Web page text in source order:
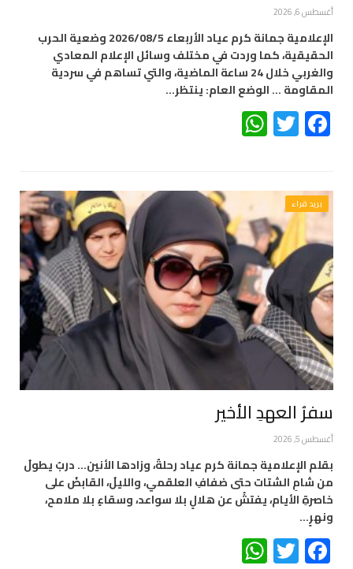
أغسطس 6, 2026
الإعلامية جمانة كرم عياد الأربعاء 2026/08/5 وضعية الحرب
الحقيقية، كما وردت في مختلف وسائل الإعلام المعادي
والغربي خلال 24 ساعة الماضية، والتي تساهم في سردية
المقاومة … الوضع العام: ينتظر…
Facebook
Twitter
بريد قراء
سفرُ العهدِ الأخير
أغسطس 5, 2026
بقلم الإعلامية جمانة كرم عياد رحلةٌ، وزادها الأنين… دربٌ يطولُ
من شامِ الشتات حتى ضفافِ العلقمي، والليلُ، القابضُ على
خاصرةِ الأيام، يفتشُ عن هلالٍ بلا سواعد، وسقاءٍ بلا ملامح،
ونهرٍ…
Facebook
Twitter